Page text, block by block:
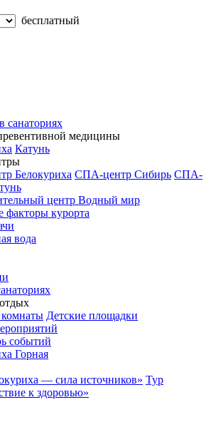
бесплатный
санаториях
медицины
Катунь
Белокуриха СПА-центр Сибирь СПА-
центр Водный мир
факторы курорта
вода
Детские площадки
событий
Горная
— сила источников» Тур
к здоровью»